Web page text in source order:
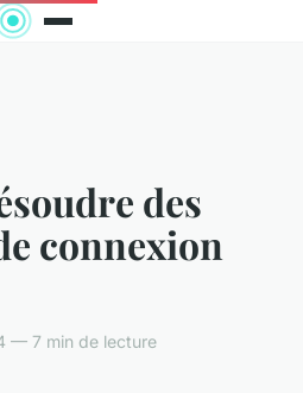
des
connexion
— 7 min de lecture